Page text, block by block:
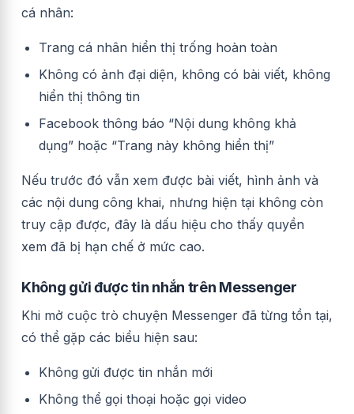
cá nhân:
Trang cá nhân hiển thị trống hoàn toàn
Không có ảnh đại diện, không có bài viết, không
hiển thị thông tin
Facebook thông báo “Nội dung không khả
dụng” hoặc “Trang này không hiển thị”
Nếu trước đó vẫn xem được bài viết, hình ảnh và
các nội dung công khai, nhưng hiện tại không còn
truy cập được, đây là dấu hiệu cho thấy quyền
xem đã bị hạn chế ở mức cao.
Không gửi được tin nhắn trên Messenger
Khi mở cuộc trò chuyện Messenger đã từng tồn tại,
có thể gặp các biểu hiện sau:
Không gửi được tin nhắn mới
Không thể gọi thoại hoặc gọi video